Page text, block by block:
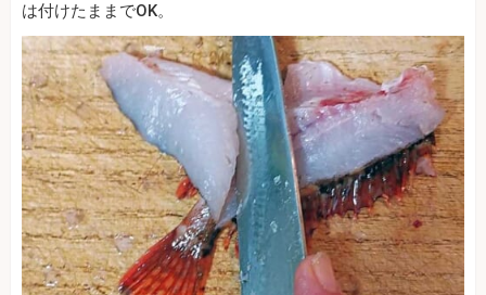
は付けたままでOK。